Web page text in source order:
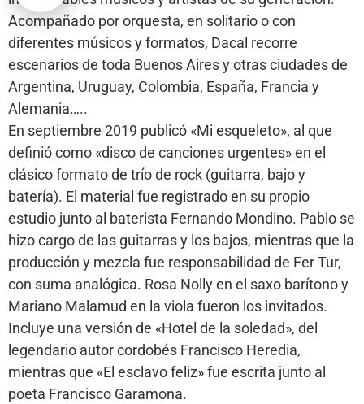
Acompañado por orquesta, en solitario o con
diferentes músicos y formatos, Dacal recorre
escenarios de toda Buenos Aires y otras ciudades de
Argentina, Uruguay, Colombia, España, Francia y
Alemania…..
En septiembre 2019 publicó «Mi esqueleto», al que
definió como «disco de canciones urgentes» en el
clásico formato de trío de rock (guitarra, bajo y
batería). El material fue registrado en su propio
estudio junto al baterista Fernando Mondino. Pablo se
hizo cargo de las guitarras y los bajos, mientras que la
producción y mezcla fue responsabilidad de Fer Tur,
con suma analógica. Rosa Nolly en el saxo barítono y
Mariano Malamud en la viola fueron los invitados.
Incluye una versión de «Hotel de la soledad», del
legendario autor cordobés Francisco Heredia,
mientras que «El esclavo feliz» fue escrita junto al
poeta Francisco Garamona.